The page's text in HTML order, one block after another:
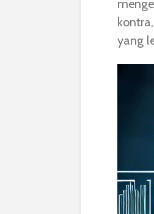
yang